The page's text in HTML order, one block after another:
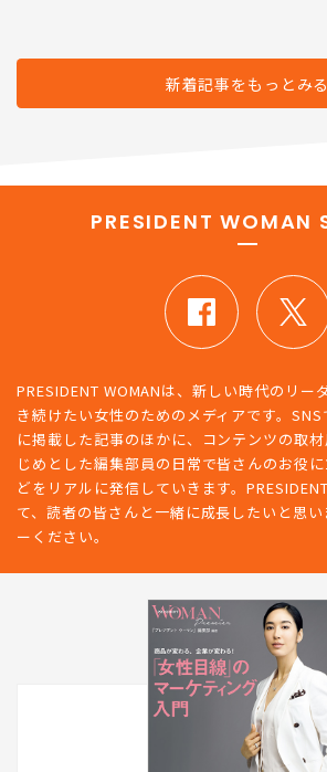
新着記事をもっとみる
PRESIDENT WOMAN
PRESIDENT WOMANは、新しい時代のリー
き続けたい女性のためのメディアです。
に掲載した記事のほかに、コンテンツの取
じめとした編集部員の日常で皆さんのお役
どをリアルに発信していきます。
て、読者の皆さんと一緒に成長したいと思
ーください。